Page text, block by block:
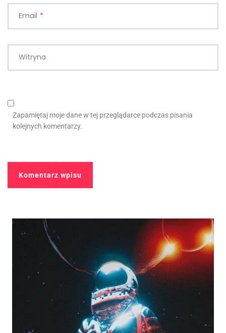
Email *
Witryna
Zapamiętaj moje dane w tej przeglądarce podczas pisania
kolejnych komentarzy.